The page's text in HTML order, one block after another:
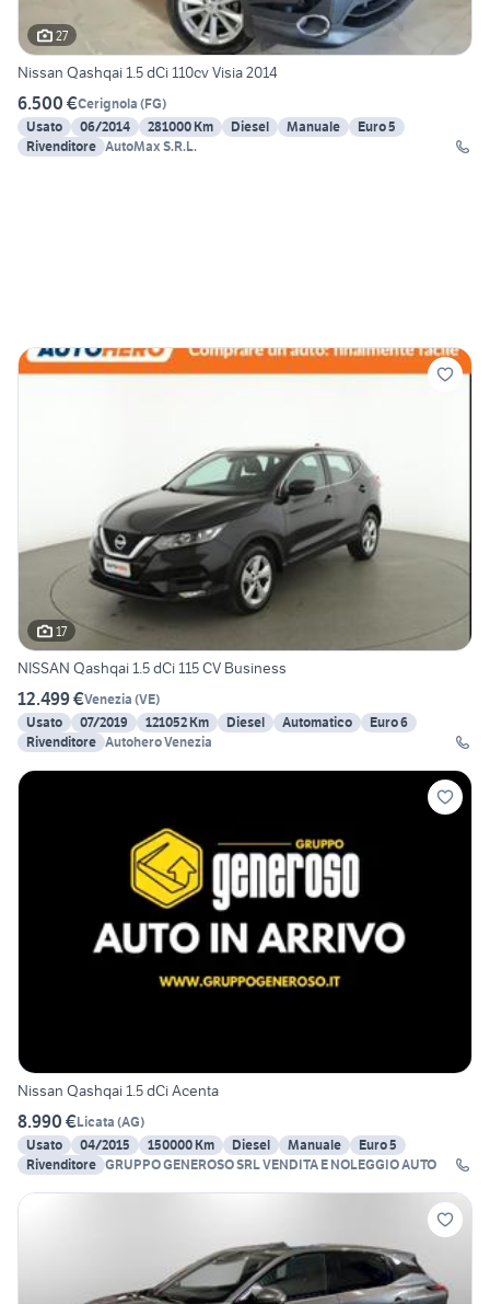
27
Nissan Qashqai 1.5 dCi 110cv Visia 2014
6.500 €Cerignola (FG)
Usato
06/2014 281000 Km Diesel Manuale
Euro 5
Rivenditore AutoMax S.R.L.
17
NISSAN Qashqai 1.5 dCi 115 CV Business
12.499 €Venezia (VE)
Usato
07/2019 121052 Km Diesel Automatico
Euro 6
Rivenditore Autohero Venezia
Nissan Qashqai 1.5 dCi Acenta
8.990 €Licata (AG)
Usato
04/2015 150000 Km Diesel Manuale
Euro 5
Rivenditore GRUPPO GENEROSO SRL VENDITA E NOLEGGIO AUTO